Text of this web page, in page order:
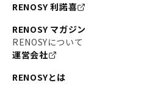
RENOSY 利諾喜
RENOSY マガジン
RENOSYについて
運営会社
RENOSYとは